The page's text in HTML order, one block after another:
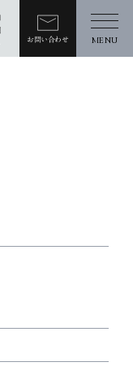
お問い合わせ MENU